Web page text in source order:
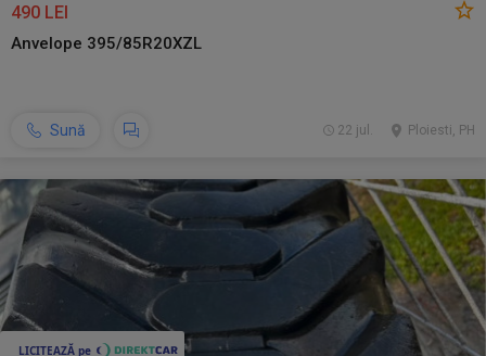
490 LEI
Anvelope 395/85R20XZL
Sună Ploiesti, PH
22 jul.